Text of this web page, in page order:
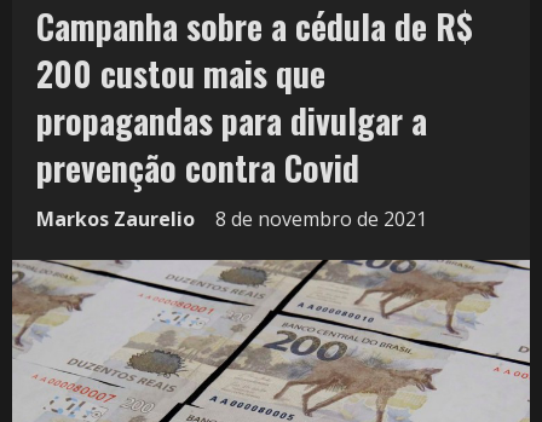
Campanha sobre a cédula de R$
200 custou mais que
propagandas para divulgar a
prevenção contra Covid
Markos Zaurelio 8 de novembro de 2021